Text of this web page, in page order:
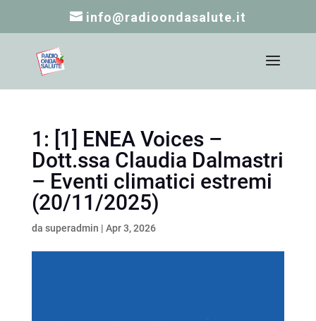
info@radioondasalute.it
1: [1] ENEA Voices –
Dott.ssa Claudia Dalmastri
– Eventi climatici estremi
(20/11/2025)
da superadmin | Apr 3, 2026